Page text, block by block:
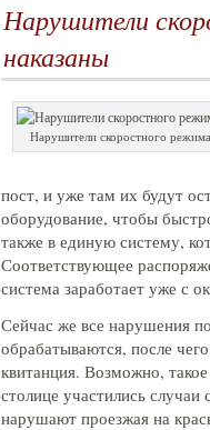
Нарушители
наказаны
Нарушители скоростного
пост, и уже там их будут
оборудование, чтобы
также в единую систему,
Соответствующее
система заработает уже с
Сейчас же все нарушения
обрабатываются, после
квитанция. Возможно,
столице участились
нарушают проезжая на